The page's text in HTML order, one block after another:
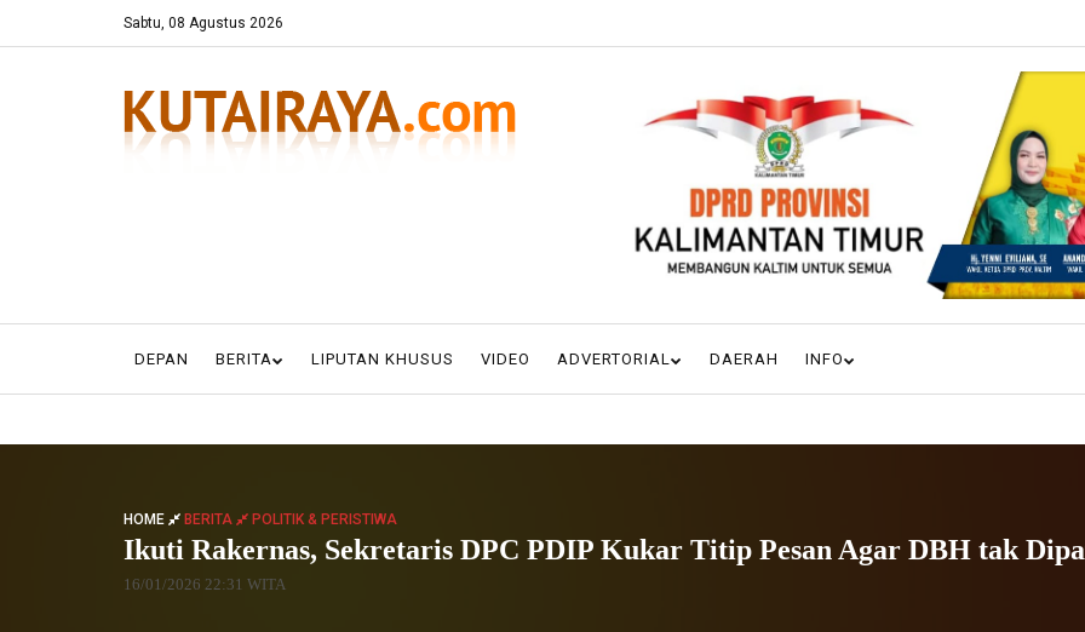
Sabtu, 08 Agustus 2026
DEPAN BERITA LIPUTAN KHUSUS VIDEO ADVERTORIAL DAERAH INFO
HOME BERITA POLITIK & PERISTIWA
Ikuti Rakernas, Sekretaris DPC PDIP Kukar Titip Pesan Agar DBH tak
16/01/2026 22:31 WITA